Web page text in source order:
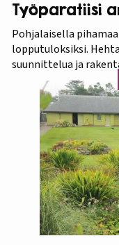
Työparatiisi
Pohjalaisella
lopputuloksiksi.
suunnittelua ja